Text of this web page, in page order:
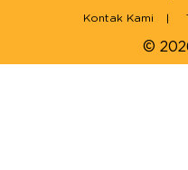
©
Kontak Kami